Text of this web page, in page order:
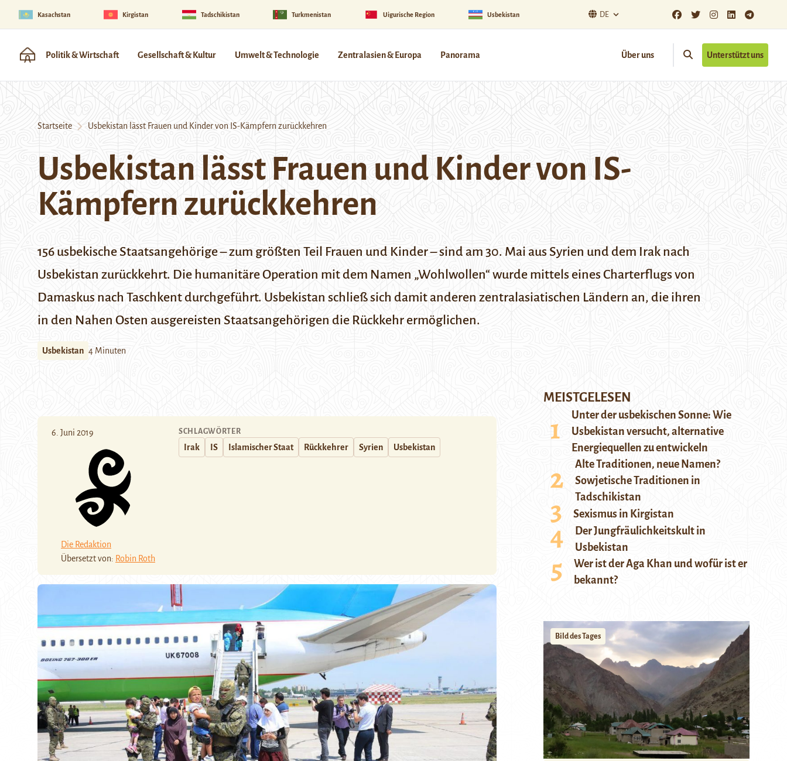
Kasachstan Kirgistan Tadschikistan Turkmenistan Uigurische Region Usbekistan DE
Politik & Wirtschaft Gesellschaft & Kultur Umwelt & Technologie Zentralasien & Europa Panorama Über uns Unterstützt uns
Startseite Usbekistan lässt Frauen und Kinder von IS-Kämpfern zurückkehren
Usbekistan lässt Frauen und Kinder von IS-
Kämpfern zurückkehren
156 usbekische Staatsangehörige – zum größten Teil Frauen und Kinder – sind am 30. Mai aus Syrien und dem Irak nach
Usbekistan zurückkehrt. Die humanitäre Operation mit dem Namen „Wohlwollen“ wurde mittels eines Charterflugs von
Damaskus nach Taschkent durchgeführt. Usbekistan schließ sich damit anderen zentralasiatischen Ländern an, die ihren
in den Nahen Osten ausgereisten Staatsangehörigen die Rückkehr ermöglichen.
Usbekistan 4 Minuten
6. Juni 2019
Die Redaktion
Übersetzt von: Robin Roth
SCHLAGWÖRTER
Irak IS Islamischer Staat Rückkehrer Syrien Usbekistan
MEISTGELESEN
Unter der usbekischen Sonne: Wie
Usbekistan versucht, alternative
Energiequellen zu entwickeln
Alte Traditionen, neue Namen?
Sowjetische Traditionen in
Tadschikistan
Sexismus in Kirgistan
Der Jungfräulichkeitskult in
Usbekistan
Wer ist der Aga Khan und wofür ist er
bekannt?
Bild des Tages